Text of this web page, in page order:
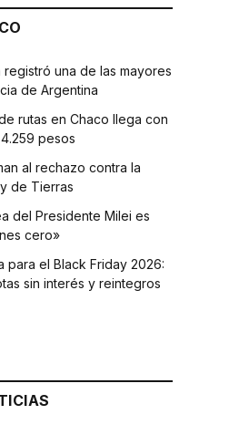
registró una de las mayores
de Argentina
rutas en Chaco llega con
pesos
al rechazo contra la
de Tierras
del Presidente Milei es
cero»
para el Black Friday 2026:
sin interés y reintegros